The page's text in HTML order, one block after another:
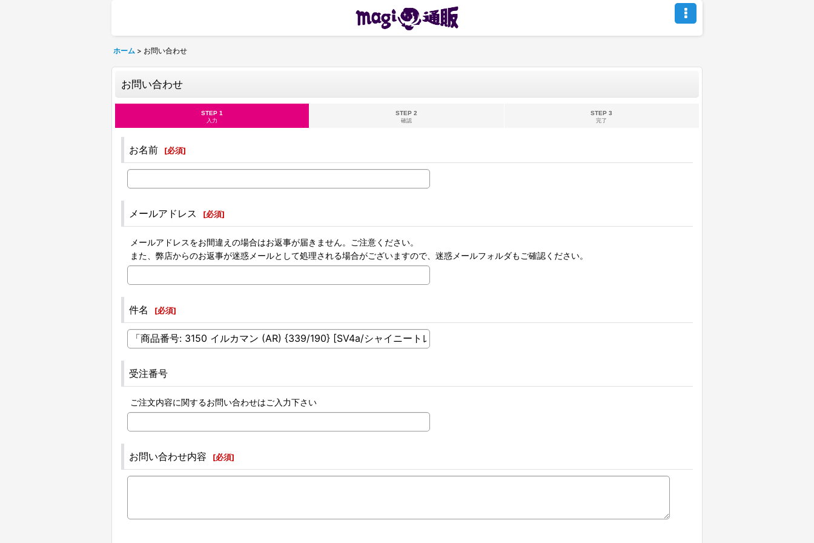
ホーム > お問い合わせ
お問い合わせ
STEP 1
入力
STEP 2
確認
STEP 3
完了
お名前 [必須]
メールアドレス [必須]
メールアドレスをお間違えの場合はお返事が届きません。ご注意ください。
また、弊店からのお返事が迷惑メールとして処理される場合がございますので、迷惑メールフォルダもご確認ください。
件名 [必須]
受注番号
ご注文内容に関するお問い合わせはご入力下さい
お問い合わせ内容 [必須]